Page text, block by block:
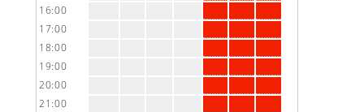
16:00
17:00
18:00
19:00
20:00
21:00